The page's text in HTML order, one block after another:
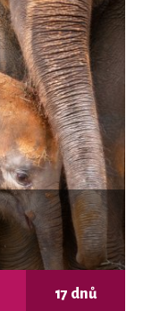
17 dnů